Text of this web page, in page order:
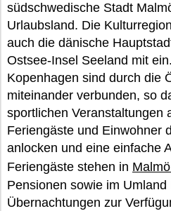
südschwedische Stadt
Urlaubsland. Die
auch die dänische
Ostsee-Insel Seeland mit
Kopenhagen sind durch die
miteinander verbunden, so
sportlichen Veranstaltungen
Feriengäste und Einwohner
anlocken und eine einfache
Feriengäste stehen in
Pensionen sowie im
Übernachtungen zur